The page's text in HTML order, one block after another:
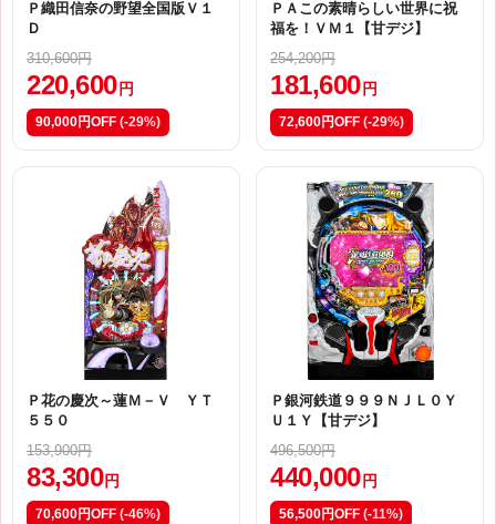
Ｐ織田信奈の野望全国版Ｖ１
Ｄ
310,600円
220,600 円
90,000円OFF (-29%)
ＰＡこの素晴らしい世界に祝
福を！ＶＭ１【甘デジ】
254,200円
181,600 円
72,600円OFF (-29%)
Ｐ花の慶次～蓮Ｍ－Ｖ ＹＴ
５５０
153,900円
83,300 円
70,600円OFF (-46%)
Ｐ銀河鉄道９９９ＮＪＬ０Ｙ
Ｕ１Ｙ【甘デジ】
496,500円
440,000 円
56,500円OFF (-11%)